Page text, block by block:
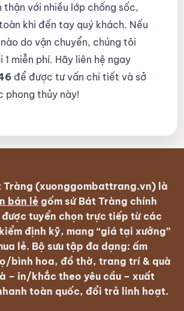
thận với nhiều lớp chống sốc,
khi đến tay quý khách. Nếu
do vận chuyển, chúng tôi
1 miễn phí. Hãy liên hệ ngay
để được tư vấn chi tiết và sở
phong thủy này!
Tràng (xuonggombattrang.vn) là
bán lẻ gốm sứ Bát Tràng chính
được tuyển chọn trực tiếp từ các
định kỹ, mang “giá tại xưởng”
lẻ. Bộ sưu tập đa dạng: ấm
bình hoa, đồ thờ, trang trí & quà
– in/khắc theo yêu cầu – xuất
toàn quốc, đổi trả linh hoạt.